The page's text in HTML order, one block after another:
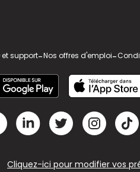
et support-Nos offres d'emploi-
Cliquez-ici pour modifier vos